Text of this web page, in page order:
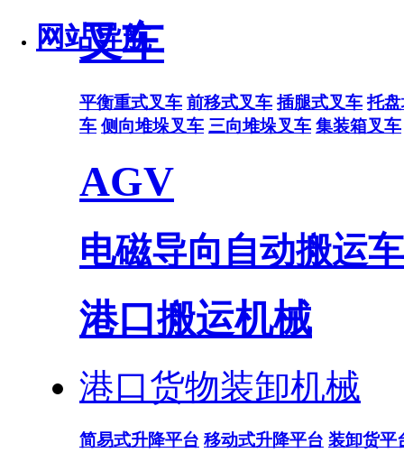
网站导航
叉车
平衡重式叉车 前移式叉车 插腿式叉车 托
车 侧向堆垛叉车 三向堆垛叉车 集装箱叉车
AGV
电磁导向自动搬运车
港口搬运机械
港口货物装卸机械
简易式升降平台 移动式升降平台 装卸货平